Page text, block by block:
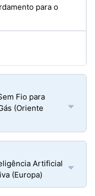
para o
Fio para
(Oriente
Artificial
(Europa)